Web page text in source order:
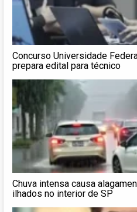
Concurso Universidade
prepara edital para técnico
Chuva intensa causa
ilhados no interior de SP